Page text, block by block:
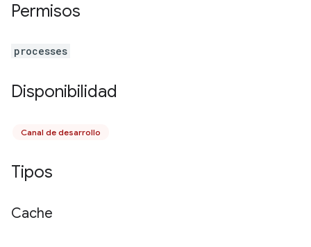
Permisos
processes
Disponibilidad
Canal de desarrollo
Tipos
Cache